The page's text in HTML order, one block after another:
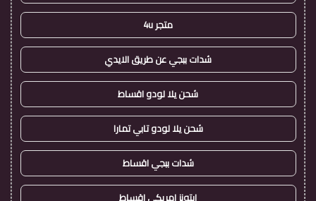
متجر 4u
شدات ببجي عن طريق الايدي
شحن يلا لودو اقساط
شحن يلا لودو تابي تمارا
شدات ببجي اقساط
ايتونز امريكي اقساط